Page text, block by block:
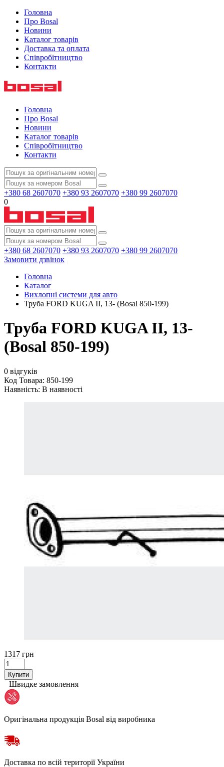
Головна
Про Bosal
Новини
Каталог товарів
Доставка та оплата
Співробітництво
Контакти
Головна
Про Bosal
Новини
Каталог товарів
Співробітництво
Контакти
+380 68 2607070 +380 93 2607070 +380 99 2607070
0
+380 68 2607070 +380 93 2607070 +380 99 2607070
Замовити дзвінок
Головна
Каталог
Вихлопні системи для авто
Труба FORD KUGA II, 13- (Bosal 850-199)
Труба FORD KUGA II, 13-
(Bosal 850-199)
0 відгуків
Код Товара: 850-199
Наявність: В наявності
1317 грн
Купити
Швидке замовлення
Оригінальна продукція Bosal від виробника
Доставка по всій території України